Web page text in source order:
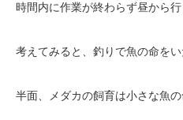
時間内に作業が終わらず昼から行
考えてみると、釣りで魚の命をい
半面、メダカの飼育は小さな魚の